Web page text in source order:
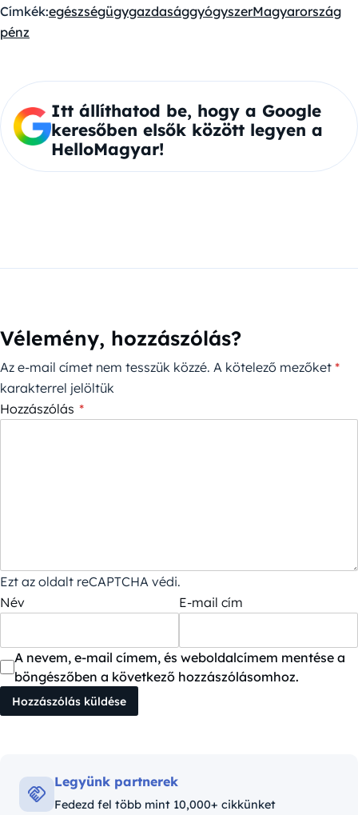
Címkék:egészségügygazdasággyógyszerMagyarország
pénz
Itt állíthatod be, hogy a Google
keresőben elsők között legyen a
HelloMagyar!
Vélemény, hozzászólás?
Az e-mail címet nem tesszük közzé. A kötelező mezőket *
karakterrel jelöltük
Hozzászólás *
Ezt az oldalt reCAPTCHA védi.
Név
E-mail cím
A nevem, e-mail címem, és weboldalcímem mentése a
böngészőben a következő hozzászólásomhoz.
Legyünk partnerek
Fedezd fel több mint 10,000+ cikkünket